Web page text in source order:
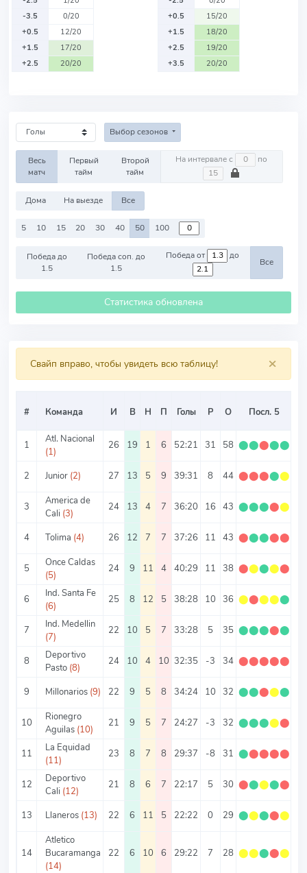
-3.5
0/20
+0.5
12/20
+1.5
17/20
+2.5
20/20
+0.5
15/20
+1.5
18/20
+2.5
19/20
+3.5
20/20
Выбор сезонов
Весь
матч
Первый
тайм
Второй
тайм
На интервале с по
Дома На выезде Все
5 10 15 20 30 40 50 100
Победа до
1.5
Победа соп. до
1.5
Победа от до
Все
Статистика обновлена
×
Свайп вправо, чтобы увидеть всю таблицу!
# Команда И В Н П Голы Р О Посл. 5
1
Atl. Nacional
(1)
26 19 1 6 52:21 31 58 ⬤⬤⬤⬤⬤
2 Junior (2) 27 13 5 9 39:31 8 44 ⬤⬤⬤⬤⬤
3
America de
Cali (3)
24 13 4 7 36:20 16 43 ⬤⬤⬤⬤⬤
4 Tolima (4) 26 12 7 7 37:26 11 43 ⬤⬤⬤⬤⬤
5
Once Caldas
(5)
24 9 11 4 40:29 11 38 ⬤⬤⬤⬤⬤
6
Ind. Santa Fe
(6)
25 8 12 5 38:28 10 36 ⬤⬤⬤⬤⬤
7
Ind. Medellin
(7)
22 10 5 7 33:28 5 35 ⬤⬤⬤⬤⬤
8
Deportivo
Pasto (8)
24 10 4 10 32:35 -3 34 ⬤⬤⬤⬤⬤
9 Millonarios (9) 22 9 5 8 34:24 10 32 ⬤⬤⬤⬤⬤
10
Rionegro
Aguilas (10)
21 9 5 7 24:27 -3 32 ⬤⬤⬤⬤⬤
11
La Equidad
(11)
23 8 7 8 29:37 -8 31 ⬤⬤⬤⬤⬤
12
Deportivo
Cali (12)
21 8 6 7 22:17 5 30 ⬤⬤⬤⬤⬤
13 Llaneros (13) 22 6 11 5 22:22 0 29 ⬤⬤⬤⬤⬤
14
Atletico
Bucaramanga
(14)
22 6 10 6 29:22 7 28 ⬤⬤⬤⬤⬤